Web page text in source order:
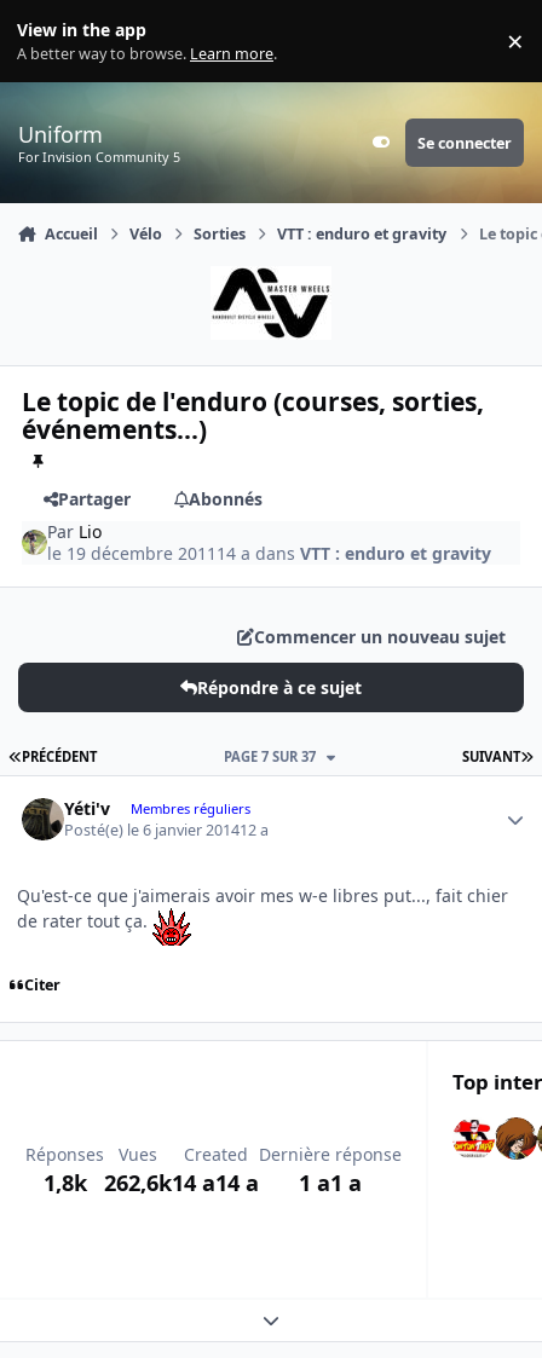
View in the app
A better way to browse. Learn more. ×
Uniform
For Invision Community 5 Customizer
Se connecter
Accueil Vélo Sorties VTT : enduro et gravity Le
Le topic de l'enduro (courses, sorties,
événements...)
Partager
Abonnés
Par Lio
le 19 décembre 2011 14 a dansVTT : enduro et gravity
Commencer un nouveau sujet
Répondre à ce sujet
PREMIÈRE PAGE
PRÉCÉDENT SUIVANT
PAGE 7 SUR 37
Yéti'v Membres réguliers
Posté(e) le 6 janvier 201412 a
Qu'est-ce que j'aimerais avoir mes w-e libres put..., fait chier
de rater tout ça.
Citer
Réponses
1,8k
Vues
262,6k
Created
14 a14 a
Dernière réponse
1 a1 a
Top
Expand topic overview